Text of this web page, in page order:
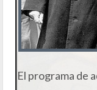
El programa de